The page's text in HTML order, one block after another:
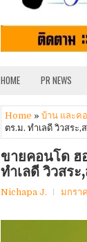
HOME PR NEWS
Home » บ้าน และค
ตร.ม. ทำเลดี วิวสระ,
ขายคอนโด ฮ
ทำเลดี วิวสระ
Nichapa J. มกรา